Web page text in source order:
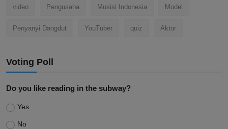
video Pengusaha Musisi Indonesia Model
Penyanyi Dangdut YouTuber quiz Aktor
Voting Poll
Do you like reading in the subway?
Yes
No